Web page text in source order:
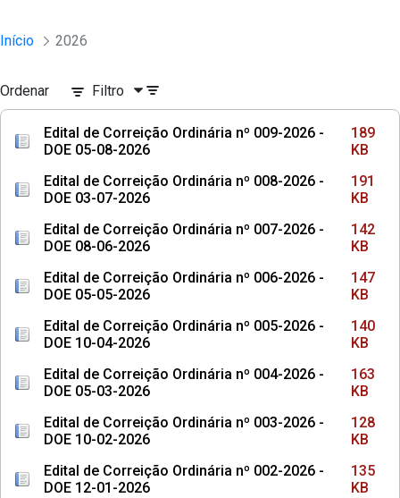
Início 2026
Ordenar Filtro
Edital de Correição Ordinária nº 009-2026 -
DOE 05-08-2026
189
KB
Edital de Correição Ordinária nº 008-2026 -
DOE 03-07-2026
191
KB
Edital de Correição Ordinária nº 007-2026 -
DOE 08-06-2026
142
KB
Edital de Correição Ordinária nº 006-2026 -
DOE 05-05-2026
147
KB
Edital de Correição Ordinária nº 005-2026 -
DOE 10-04-2026
140
KB
Edital de Correição Ordinária nº 004-2026 -
DOE 05-03-2026
163
KB
Edital de Correição Ordinária nº 003-2026 -
DOE 10-02-2026
128
KB
Edital de Correição Ordinária nº 002-2026 -
DOE 12-01-2026
135
KB